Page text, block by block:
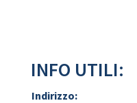
INFO UTILI:
Indirizzo: